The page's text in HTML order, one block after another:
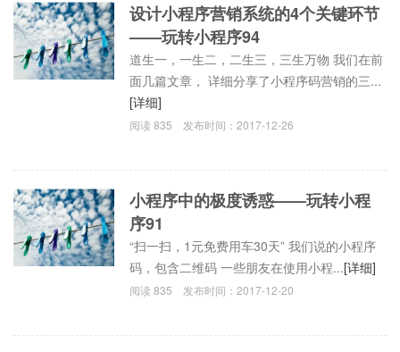
设计小程序营销系统的4个关键环节
——玩转小程序94
道生一，一生二，二生三，三生万物 我们在前
面几篇文章， 详细分享了小程序码营销的三...
[详细]
阅读835 发布时间：2017-12-26
小程序中的极度诱惑——玩转小程
序91
“扫一扫，1元免费用车30天” 我们说的小程序
码，包含二维码 一些朋友在使用小程...[详细]
阅读835 发布时间：2017-12-20